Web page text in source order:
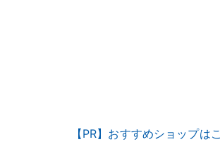
【PR】おすすめショップは